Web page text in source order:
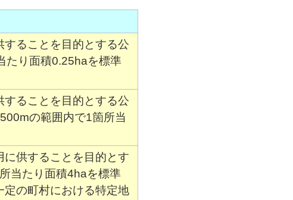
することを目的とする公
たり面積0.25haを標準
ることを目的とする公
の範囲内で1箇所当
供することを目的とす
当たり面積4haを標準
定の町村における特定地